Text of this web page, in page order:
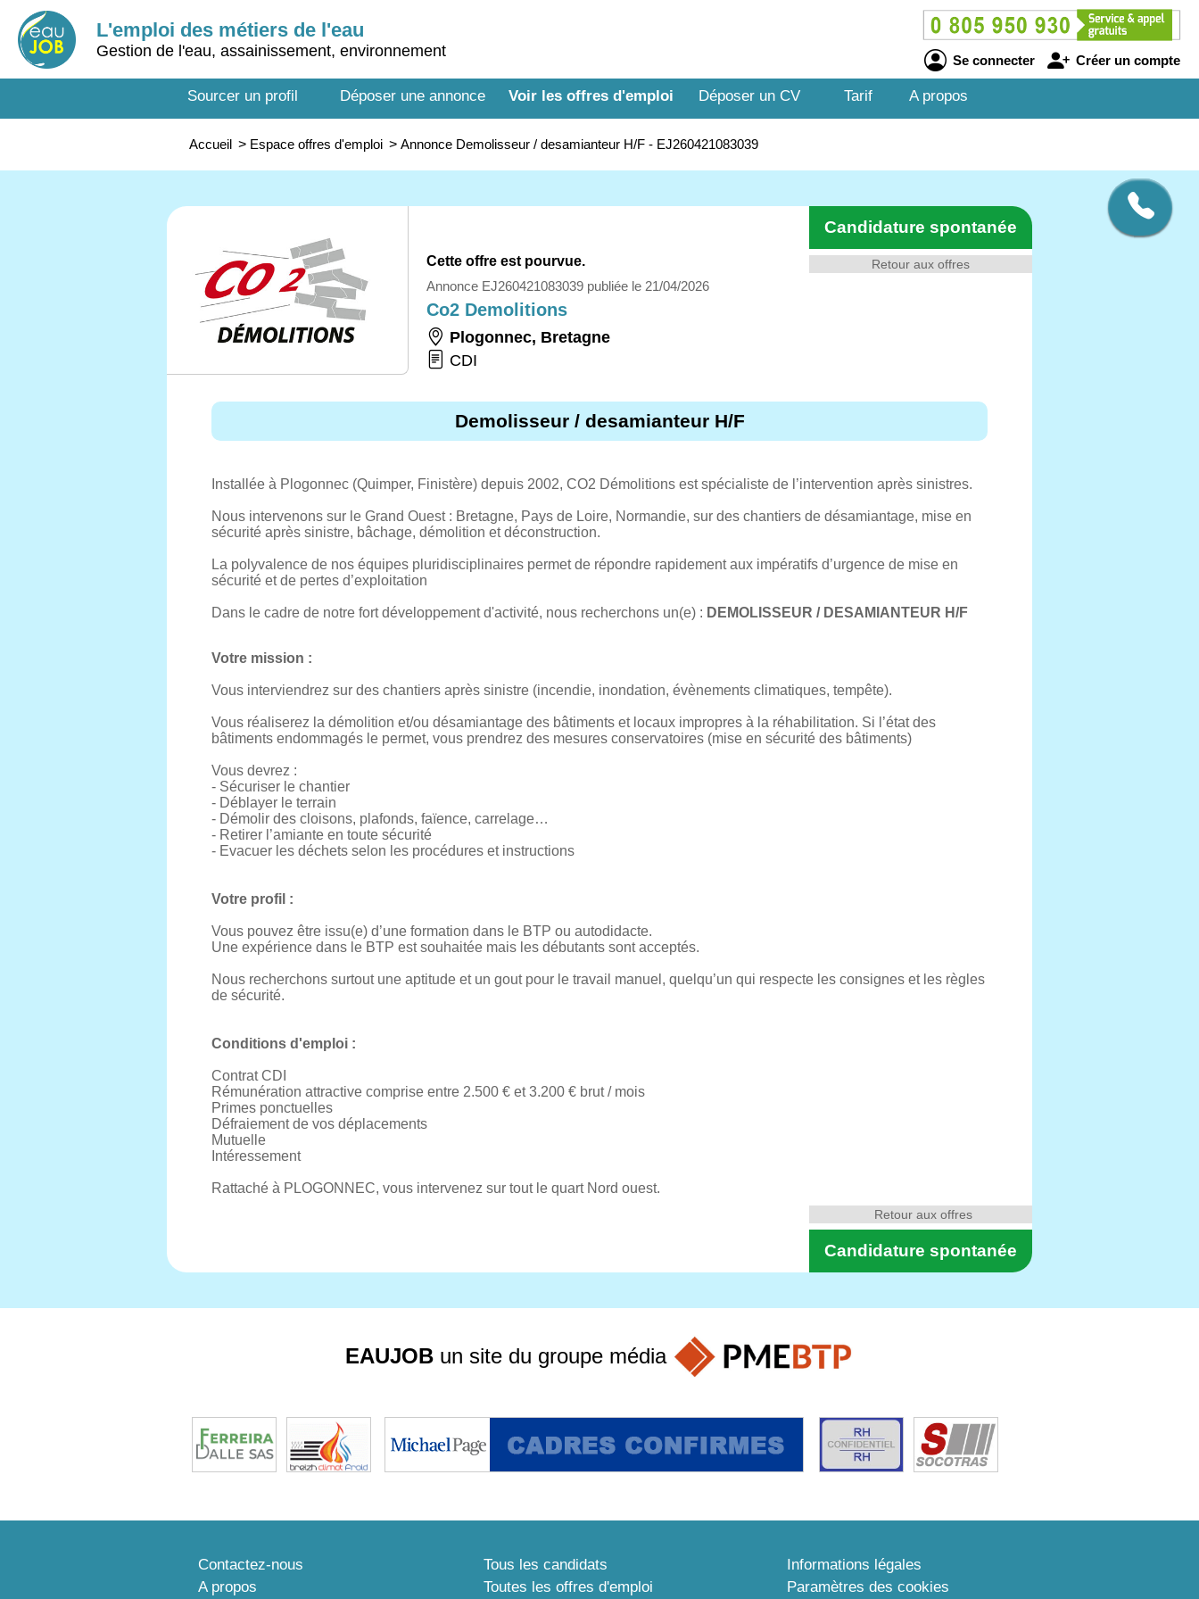
L'emploi des métiers de l'eau
Gestion de l'eau, assainissement, environnement
Se connecter Créer un compte
Sourcer un profil Déposer une annonce Voir les offres d'emploi Déposer un CV Tarif A propos
Accueil > Espace offres d'emploi > Annonce Demolisseur / desamianteur H/F - EJ260421083039
Retour aux offres
Candidature spontanée
Cette offre est pourvue.
Annonce EJ260421083039 publiée le 21/04/2026
Co2 Demolitions
Plogonnec, Bretagne
CDI
Demolisseur / desamianteur H/F
Installée à Plogonnec (Quimper, Finistère) depuis 2002, CO2 Démolitions est spécialiste de l’intervention après sinistres.
Nous intervenons sur le Grand Ouest : Bretagne, Pays de Loire, Normandie, sur des chantiers de désamiantage, mise en
sécurité après sinistre, bâchage, démolition et déconstruction.
La polyvalence de nos équipes pluridisciplinaires permet de répondre rapidement aux impératifs d’urgence de mise en
sécurité et de pertes d’exploitation
Dans le cadre de notre fort développement d'activité, nous recherchons un(e) : DEMOLISSEUR / DESAMIANTEUR H/F
Votre mission :
Vous interviendrez sur des chantiers après sinistre (incendie, inondation, évènements climatiques, tempête).
Vous réaliserez la démolition et/ou désamiantage des bâtiments et locaux impropres à la réhabilitation. Si l’état des
bâtiments endommagés le permet, vous prendrez des mesures conservatoires (mise en sécurité des bâtiments)
Vous devrez :
- Sécuriser le chantier
- Déblayer le terrain
- Démolir des cloisons, plafonds, faïence, carrelage…
- Retirer l’amiante en toute sécurité
- Evacuer les déchets selon les procédures et instructions
Votre profil :
Vous pouvez être issu(e) d’une formation dans le BTP ou autodidacte.
Une expérience dans le BTP est souhaitée mais les débutants sont acceptés.
Nous recherchons surtout une aptitude et un gout pour le travail manuel, quelqu’un qui respecte les consignes et les règles
de sécurité.
Conditions d'emploi :
Contrat CDI
Rémunération attractive comprise entre 2.500 € et 3.200 € brut / mois
Primes ponctuelles
Défraiement de vos déplacements
Mutuelle
Intéressement
Rattaché à PLOGONNEC, vous intervenez sur tout le quart Nord ouest.
Candidature spontanée
Retour aux offres
EAUJOB un site du groupe média
Contactez-nous
A propos
Tous les candidats
Toutes les offres d'emploi
Informations légales
Paramètres des cookies